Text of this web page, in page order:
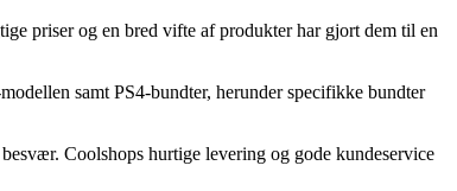
priser og en bred vifte af produkter har gjort dem til en
samt PS4-bundter, herunder specifikke bundter
Coolshops hurtige levering og gode kundeservice